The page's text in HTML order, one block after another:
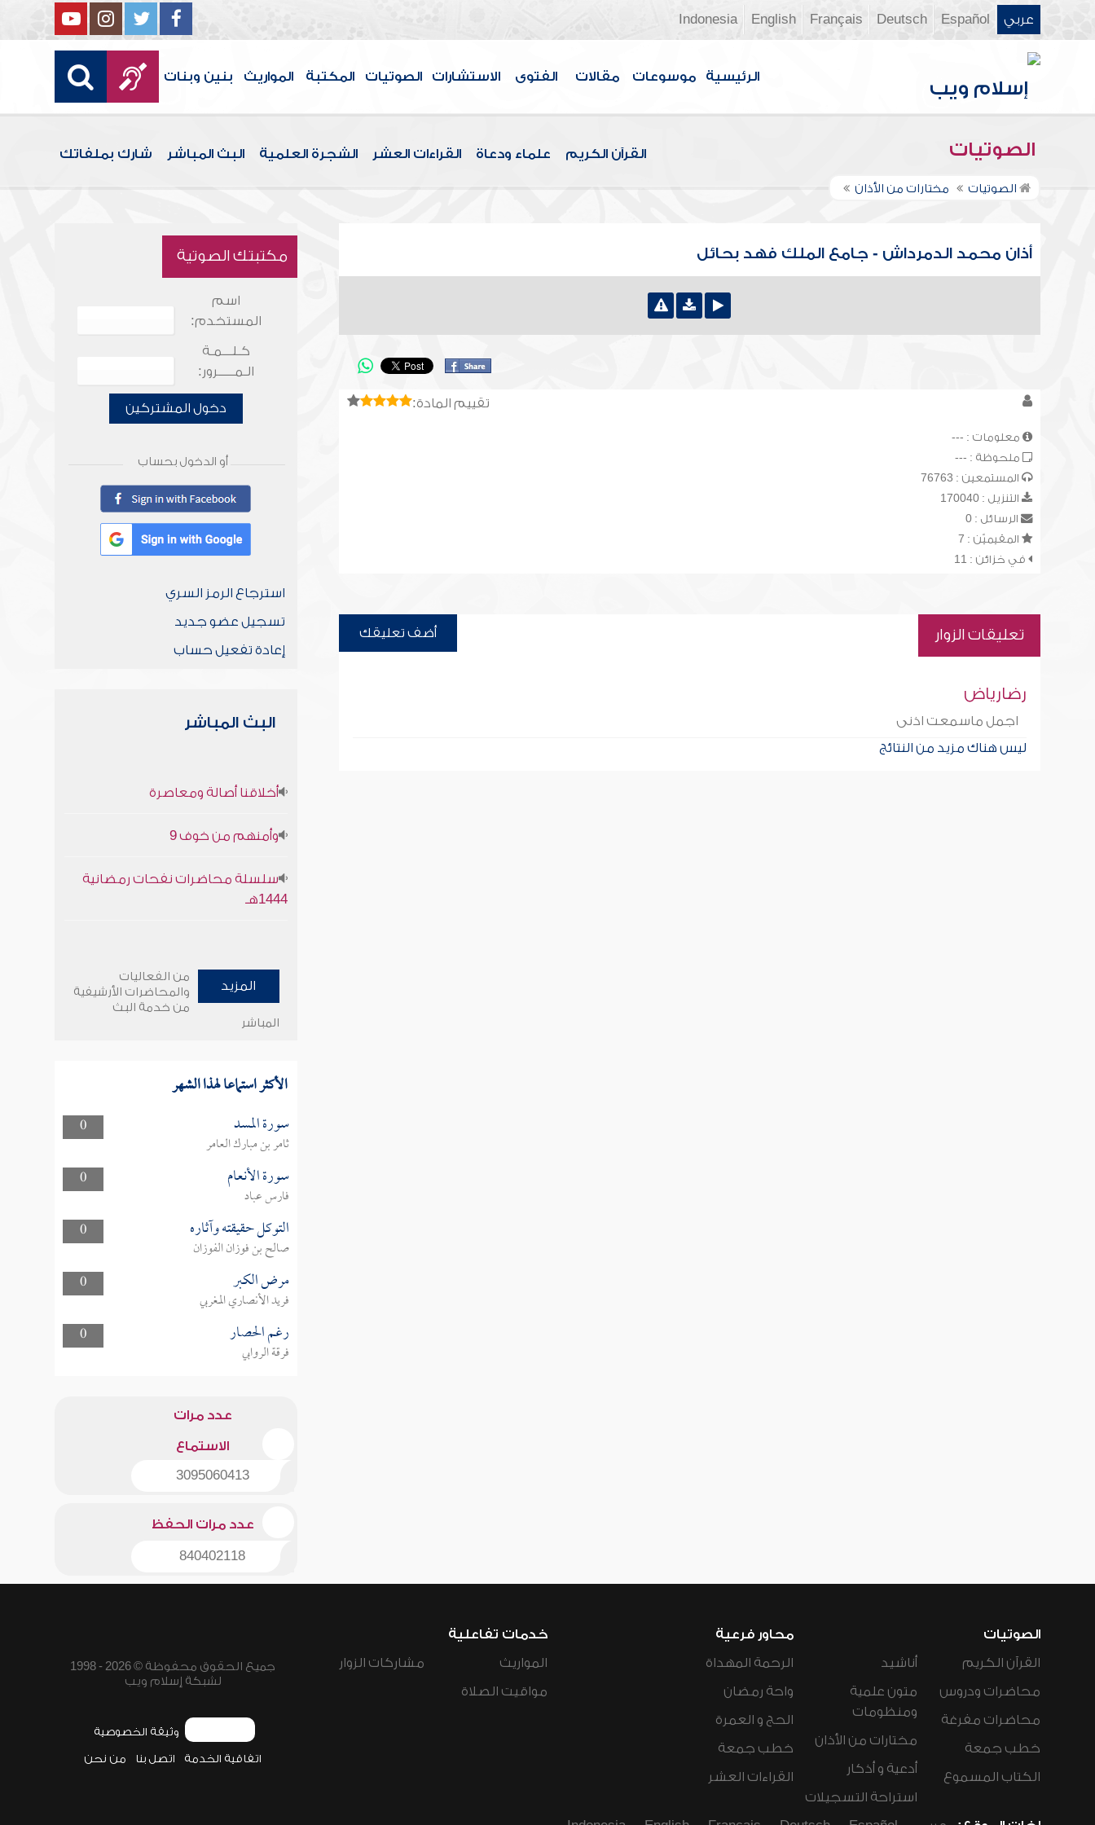
عربي Español
Deutsch
Français
English
Indonesia
الرئيسية موسوعات مقالات الفتوى الاستشارات الصوتيات المكتبة المواريث بنين وبنات
الصوتيات القرآن الكريم علماء ودعاة القراءات العشر الشجرة العلمية البث المباشر شارك بملفاتك
الصوتيات مختارات من الأذان
أذان محمد الدمرداش - جامع الملك فهد بحائل
تقييم المادة:
معلومات : ---
ملحوظة : ---
المستمعين : 76763
التنزيل : 170040
الرسائل : 0
المقيميّن : 7
في خزائن : 11
تعليقات الزوار أضف تعليقك
رضارياض
اجمل ماسمعت اذنى
ليس هناك مزيد من النتائج
مكتبتك الصوتية
اسم
المستخدم:
كـلـــمـة
الـمـــــرور:
دخول المشتركين
أو الدخول بحساب
استرجاع الرمز السري
تسجيل عضو جديد
إعادة تفعيل حساب
البث المباشر
أخلاقنا أصالة ومعاصرة
وأمنهم من خوف 9
سلسلة محاضرات نفحات رمضانية
1444هـ
المزيد
من الفعاليات
والمحاضرات الأرشيفية
من خدمة البث
المباشر
الأكثر استماعا لهذا الشهر
0 سورة المسد
ثامر بن مبارك العامر
0
سورة الأنعام
فارس عباد
0
التوكل حقيقته وآثاره
صالح بن فوزان الفوزان
0
مرض الكبر
فريد الأنصاري المغربي
0
رغم الحصار
فرقة الروابي
عدد مرات
الاستماع
3095060413
عدد مرات الحفظ
840402118
الصوتيات
القرآن الكريم
محاضرات ودروس
محاضرات مفرغة
خطب جمعة
الكتاب المسموع
أناشيد
متون علمية
ومنظومات
مختارات من الأذان
أدعية و أذكار
استراحة التسجيلات
محاور فرعية
الرحمة المهداة
واحة رمضان
الحج و العمرة
خطب جمعة
القراءات العشر
خدمات تفاعلية
المواريث
مواقيت الصلاة
مشاركات الزوار
جميع الحقوق محفوظة © 2026 - 1998
لشبكة إسلام ويب
وثيقة الخصوصية
اتفاقية الخدمة اتصل بنا من نحن